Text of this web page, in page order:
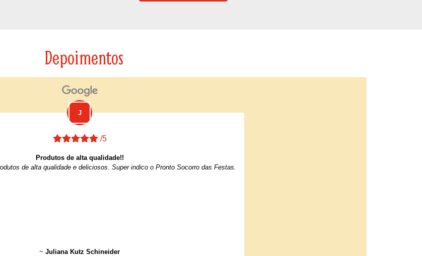
Depoimentos
/5
Produtos de alta qualidade!!
de alta qualidade e deliciosos. Super indico o Pronto Socorro das Festas.
~ Juliana Kutz Schineider